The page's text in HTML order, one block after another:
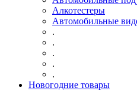
Алкотестеры
Автомобильные
.
.
.
.
.
Новогодние товары